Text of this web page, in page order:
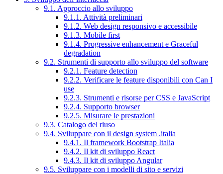
9.1. Approccio allo sviluppo
9.1.1. Attività preliminari
9.1.2. Web design responsivo e accessibile
9.1.3. Mobile first
9.1.4. Progressive enhancement e Graceful
degradation
9.2. Strumenti di supporto allo sviluppo del software
9.2.1. Feature detection
9.2.2. Verificare le feature disponibili con Can I
use
9.2.3. Strumenti e risorse per CSS e JavaScript
9.2.4. Supporto browser
9.2.5. Misurare le prestazioni
9.3. Catalogo del riuso
9.4. Sviluppare con il design system .italia
9.4.1. Il framework Bootstrap Italia
9.4.2. Il kit di sviluppo React
9.4.3. Il kit di sviluppo Angular
9.5. Sviluppare con i modelli di sito e servizi